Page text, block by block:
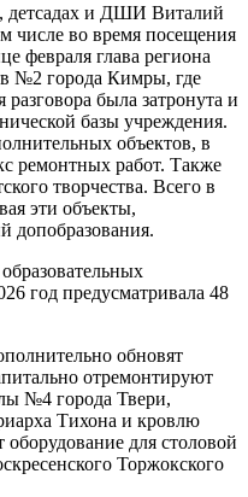
детсадах и ДШИ Виталий
числе во время посещения
февраля глава региона
№2 города Кимры, где
была затронута и
базы учреждения.
объектов, в
ремонтных работ. Также
творчества. Всего в
эти объекты,
допобразования.
год предусматривала 48
обновят
отремонтируют
№4 города Твери,
Тихона и кровлю
для столовой
Торжокского